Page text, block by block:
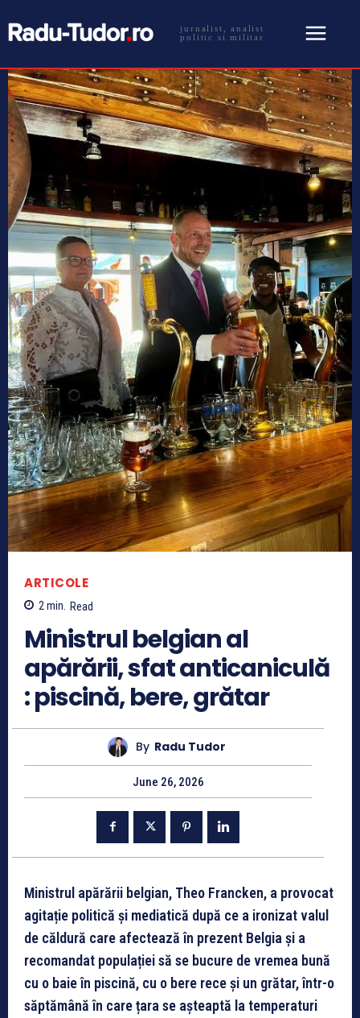
jurnalist, analist
politic si militar
ARTICOLE
2min. Read
Ministrul belgian al
apărării, sfat anticaniculă
: piscină, bere, grătar
By Radu Tudor
June 26, 2026
Ministrul apărării belgian, Theo Francken, a provocat
agitație politică și mediatică după ce a ironizat valul
de căldură care afectează în prezent Belgia și a
recomandat populației să se bucure de vremea bună
cu o baie în piscină, cu o bere rece și un grătar, într-o
săptămână în care țara se așteaptă la temperaturi